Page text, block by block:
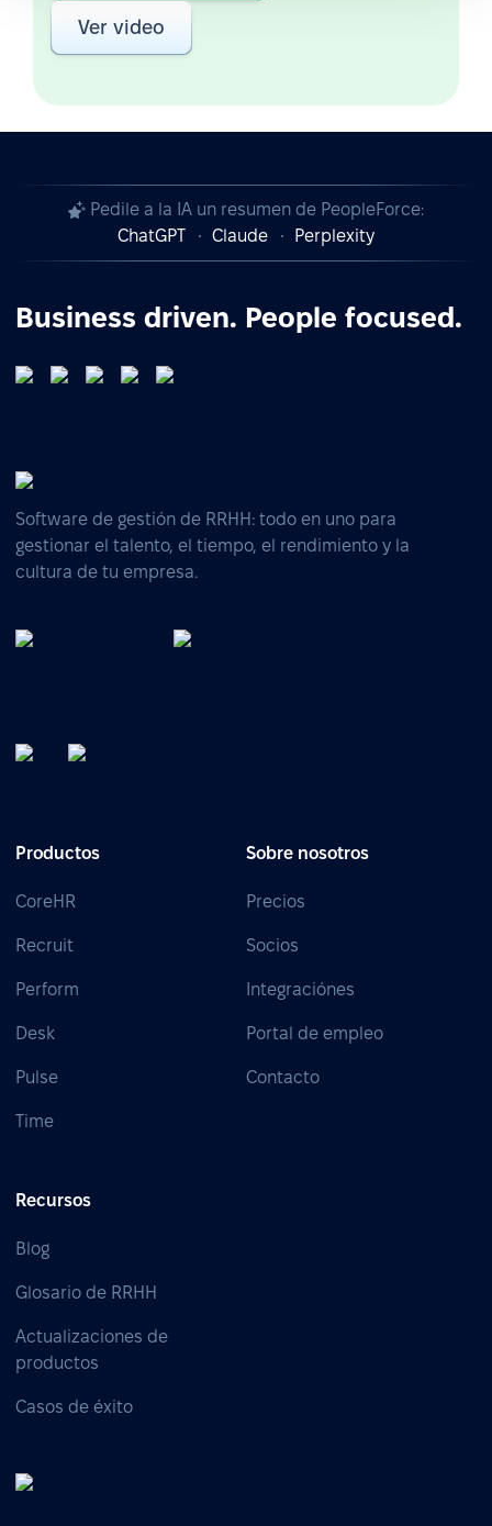
Ver video
Pedile a la IA un resumen de PeopleForce:
ChatGPT
Claude Perplexity
Business driven. People focused.
Software de gestión de RRHH: todo en uno para
gestionar el talento, el tiempo, el rendimiento y la
cultura de tu empresa.
Productos
CoreHR
Recruit
Perform
Desk
Pulse
Time
Sobre nosotros
Precios
Socios
Integraciónes
Portal de empleo
Contacto
Recursos
Blog
Glosario de RRHH
Actualizaciones de
productos
Casos de éxito